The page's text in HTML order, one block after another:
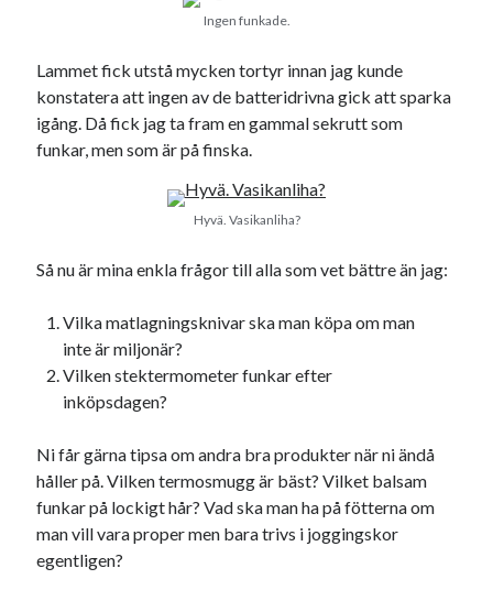
hotell jobb
Julkalenderfacit Julkalendern
julkalendern 2021
kåseri lifvet Lund
mode museum
ord radio
reklam resa sekrutt skola
sommar språk språkpolis
svenska
USA
Dessa har något gemensamt
Fantastiskt välformulerad moderecensent
Onödiga citattecken
Ingen funkade.
Lammet fick utstå mycken tortyr innan jag kunde
konstatera att ingen av de batteridrivna gick att sparka
igång. Då fick jag ta fram en gammal sekrutt som
funkar, men som är på finska.
Hyvä. Vasikanliha?
Så nu är mina enkla frågor till alla som vet bättre än jag:
Vilka matlagningsknivar ska man köpa om man
inte är miljonär?
Vilken stektermometer funkar efter
inköpsdagen?
Ni får gärna tipsa om andra bra produkter när ni ändå
håller på. Vilken termosmugg är bäst? Vilket balsam
funkar på lockigt hår? Vad ska man ha på fötterna om
man vill vara proper men bara trivs i joggingskor
egentligen?